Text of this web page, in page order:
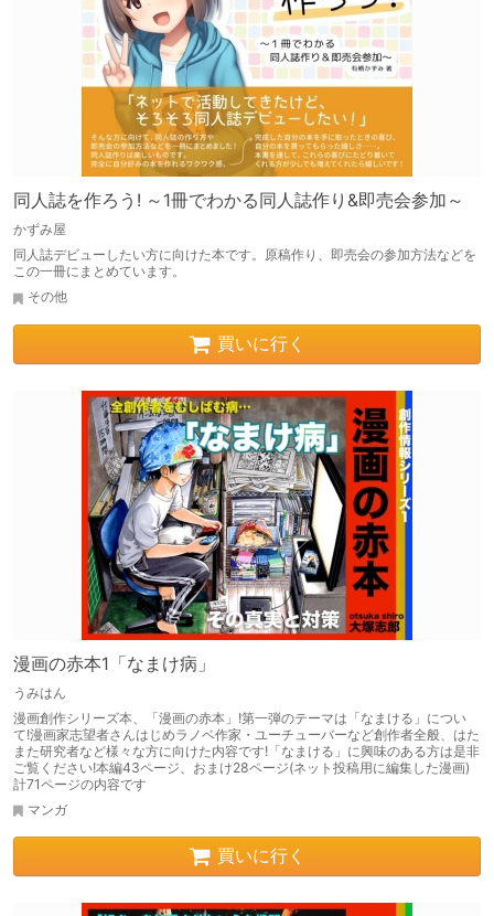
同人誌を作ろう! ～1冊でわかる同人誌作り&即売会参加～
かずみ屋
同人誌デビューしたい方に向けた本です。原稿作り、即売会の参加方法などを
この一冊にまとめています。
その他
買いに行く
漫画の赤本1「なまけ病」
うみはん
漫画創作シリーズ本、「漫画の赤本」!第一弾のテーマは「なまける」につい
て!漫画家志望者さんはじめラノベ作家・ユーチューバーなど創作者全般、はた
また研究者など様々な方に向けた内容です!「なまける」に興味のある方は是非
ご覧ください!本編43ページ、おまけ28ページ(ネット投稿用に編集した漫画)
計71ページの内容です
マンガ
買いに行く